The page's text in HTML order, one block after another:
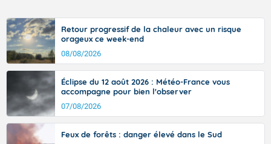
Retour progressif de la chaleur avec un risque
orageux ce week-end
08/08/2026
Éclipse du 12 août 2026 : Météo-France vous
accompagne pour bien l'observer
07/08/2026
Feux de forêts : danger élevé dans le Sud